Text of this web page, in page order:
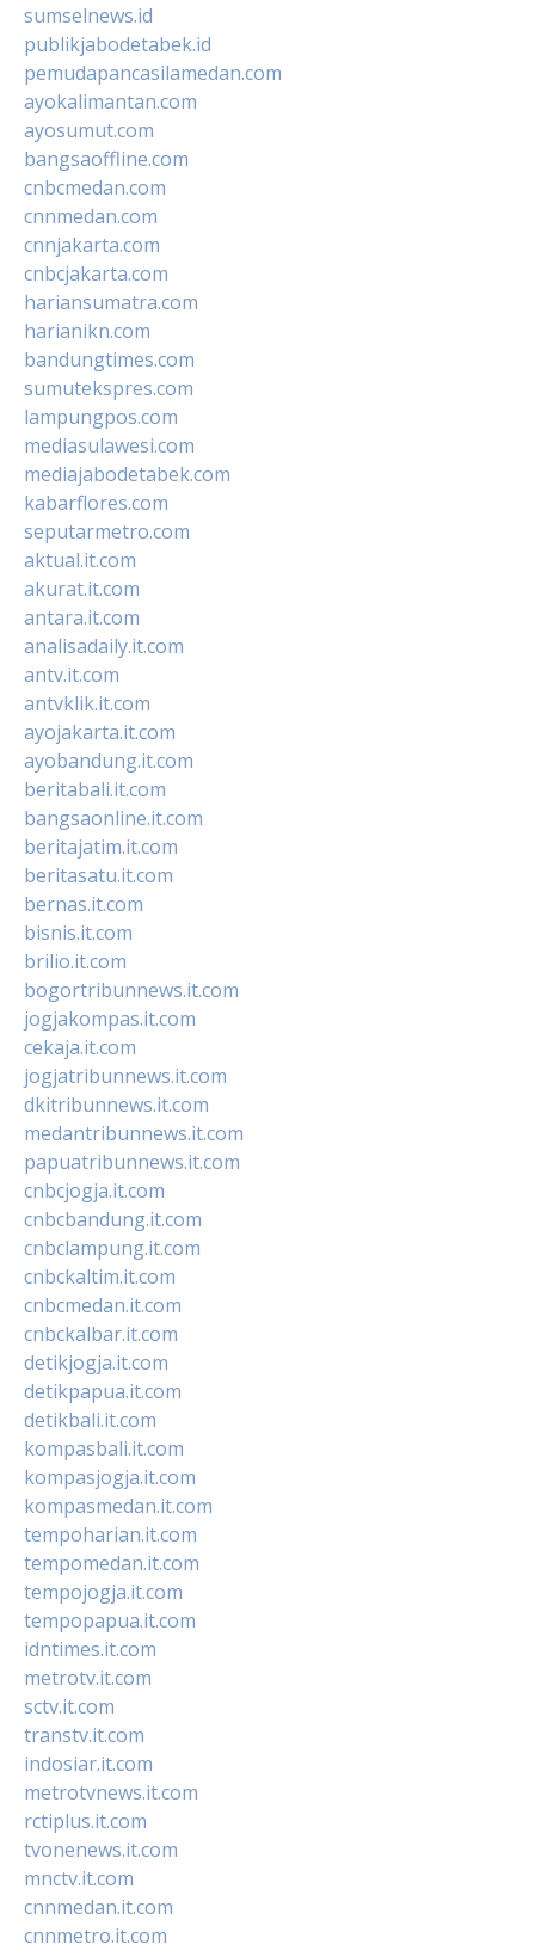
sumselnews.id
publikjabodetabek.id
pemudapancasilamedan.com
ayokalimantan.com
ayosumut.com
bangsaoffline.com
cnbcmedan.com
cnnmedan.com
cnnjakarta.com
cnbcjakarta.com
hariansumatra.com
harianikn.com
bandungtimes.com
sumutekspres.com
lampungpos.com
mediasulawesi.com
mediajabodetabek.com
kabarflores.com
seputarmetro.com
aktual.it.com
akurat.it.com
antara.it.com
analisadaily.it.com
antv.it.com
antvklik.it.com
ayojakarta.it.com
ayobandung.it.com
beritabali.it.com
bangsaonline.it.com
beritajatim.it.com
beritasatu.it.com
bernas.it.com
bisnis.it.com
brilio.it.com
bogortribunnews.it.com
jogjakompas.it.com
cekaja.it.com
jogjatribunnews.it.com
dkitribunnews.it.com
medantribunnews.it.com
papuatribunnews.it.com
cnbcjogja.it.com
cnbcbandung.it.com
cnbclampung.it.com
cnbckaltim.it.com
cnbcmedan.it.com
cnbckalbar.it.com
detikjogja.it.com
detikpapua.it.com
detikbali.it.com
kompasbali.it.com
kompasjogja.it.com
kompasmedan.it.com
tempoharian.it.com
tempomedan.it.com
tempojogja.it.com
tempopapua.it.com
idntimes.it.com
metrotv.it.com
sctv.it.com
transtv.it.com
indosiar.it.com
metrotvnews.it.com
rctiplus.it.com
tvonenews.it.com
mnctv.it.com
cnnmedan.it.com
cnnmetro.it.com